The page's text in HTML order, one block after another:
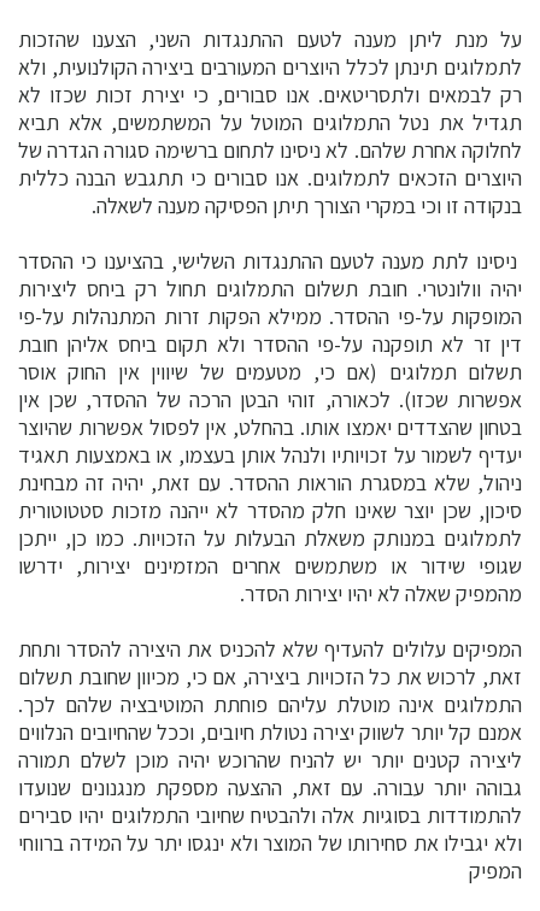
על מנת ליתן מענה לטעם ההתנגדות השני, הצענו שהזכות
לתמלוגים תינתן לכלל היוצרים המעורבים ביצירה הקולנועית, ולא
רק לבמאים ולתסריטאים. אנו סבורים, כי יצירת זכות שכזו לא
תגדיל את נטל התמלוגים המוטל על המשתמשים, אלא תביא
לחלוקה אחרת שלהם. לא ניסינו לתחום ברשימה סגורה הגדרה של
היוצרים הזכאים לתמלוגים. אנו סבורים כי תתגבש הבנה כללית
בנקודה זו וכי במקרי הצורך תיתן הפסיקה מענה לשאלה.
ניסינו לתת מענה לטעם ההתנגדות השלישי, בהציענו כי ההסדר
יהיה וולונטרי. חובת תשלום התמלוגים תחול רק ביחס ליצירות
המופקות על-פי ההסדר. ממילא הפקות זרות המתנהלות על-פי
דין זר לא תופקנה על-פי ההסדר ולא תקום ביחס אליהן חובת
תשלום תמלוגים (אם כי, מטעמים של שיווין אין החוק אוסר
אפשרות שכזו). לכאורה, זוהי הבטן הרכה של ההסדר, שכן אין
בטחון שהצדדים יאמצו אותו. בהחלט, אין לפסול אפשרות שהיוצר
יעדיף לשמור על זכויותיו ולנהל אותן בעצמו, או באמצעות תאגיד
ניהול, שלא במסגרת הוראות ההסדר. עם זאת, יהיה זה מבחינת
סיכון, שכן יוצר שאינו חלק מהסדר לא ייהנה מזכות סטטוטורית
לתמלוגים במנותק משאלת הבעלות על הזכויות. כמו כן, ייתכן
שגופי שידור או משתמשים אחרים המזמינים יצירות, ידרשו
מהמפיק שאלה לא יהיו יצירות הסדר.
המפיקים עלולים להעדיף שלא להכניס את היצירה להסדר ותחת
זאת, לרכוש את כל הזכויות ביצירה, אם כי, מכיוון שחובת תשלום
התמלוגים אינה מוטלת עליהם פוחתת המוטיבציה שלהם לכך.
אמנם קל יותר לשווק יצירה נטולת חיובים, וככל שהחיובים הנלווים
ליצירה קטנים יותר יש להניח שהרוכש יהיה מוכן לשלם תמורה
גבוהה יותר עבורה. עם זאת, ההצעה מספקת מנגנונים שנועדו
להתמודדות בסוגיות אלה ולהבטיח שחיובי התמלוגים יהיו סבירים
ולא יגבילו את סחירותו של המוצר ולא ינגסו יתר על המידה ברווחי
המפיק